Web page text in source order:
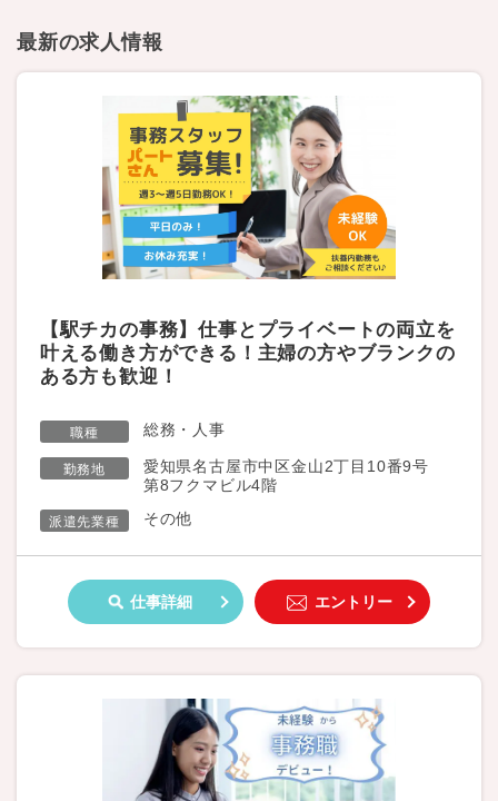
最新の求人情報
【駅チカの事務】仕事とプライベートの両立を
叶える働き方ができる！主婦の方やブランクの
ある方も歓迎！
職種 総務・人事
勤務地
愛知県名古屋市中区金山2丁目10番9号
第8フクマビル4階
派遣先業種 その他
仕事詳細 エントリー